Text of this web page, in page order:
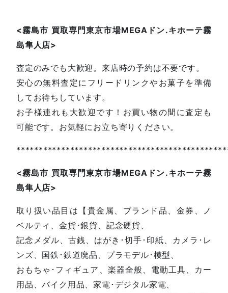
<霧島市 買取専門東京市場MEGA ドン.キホーテ霧
島隼人店>
査定のみでも大歓迎。来店時の予約は不要です。
安心の無料査定にフリードリンクやお菓子を準備
してお待ちしています。
お子様連れも大歓迎です！お買い物の間に査定も
可能です。お気軽にお立ち寄りください。
<霧島市 買取専門東京市場MEGA ドン.キホーテ霧
島隼人店>
取り扱い品目は【貴金属、ブランド品、金券、ノ
ベルティ、金貨･銀貨、記念硬貨、
記念メダル、古銭、はがき･切手･印紙、カメラ･レ
ンズ、国鉄･鉄道廃品、プラモデル･模型、
おもちゃ･フィギュア、楽器全般、電動工具、カー
用品、バイク用品、家電･デジタル家電、